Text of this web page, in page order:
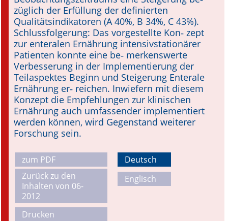
züglich der Erfüllung der definierten
Qualitätsindikatoren (A 40%, B 34%, C 43%).
Schlussfolgerung: Das vorgestellte Kon­‑ zept
zur enteralen Ernährung intensiv­stationärer
Patienten konnte eine be­‑ merkenswerte
Verbesserung in der Implementierung der
Teilaspektes Beginn und Steigerung Enterale
Ernährung er­‑ reichen. Inwiefern mit diesem
Konzept die Empfehlungen zur klinischen
Ernährung auch umfassender implementiert
werden können, wird Gegenstand weiterer
Forschung sein.
zum PDF
Zurück zu den
Inhalten von 06-
2012
Drucken
Deutsch
Englisch